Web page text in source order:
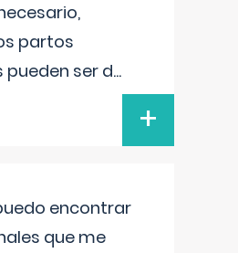
partos
pueden ser d...
+
encontrar
que me